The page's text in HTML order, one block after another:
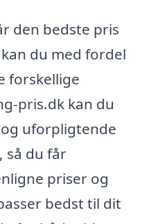
den bedste pris
du med fordel
forskellige
pris.dk kan du
uforpligtende
så du får
priser og
bedst til dit